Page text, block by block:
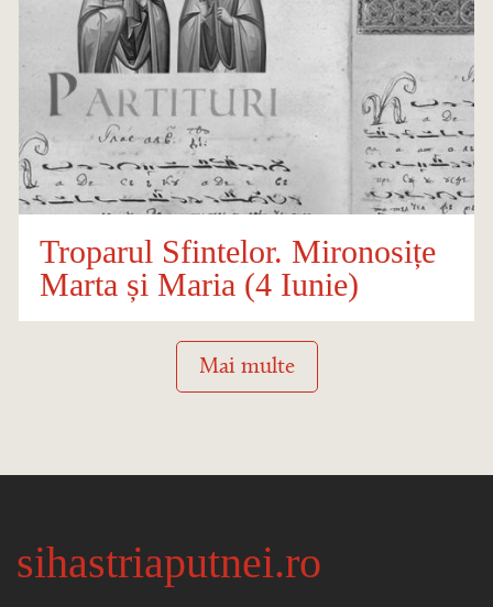
Troparul Sfintelor. Mironosițe
Marta și Maria (4 Iunie)
Mai multe
sihastriaputnei.ro